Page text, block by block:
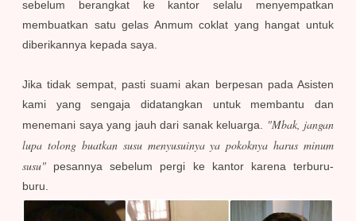
sebelum berangkat ke kantor selalu menyempatkan
membuatkan satu gelas Anmum coklat yang hangat untuk
diberikannya kepada saya.
Jika tidak sempat, pasti suami akan berpesan pada Asisten
kami yang sengaja didatangkan untuk membantu dan
menemani saya yang jauh dari sanak keluarga.
"Mbak, jangan
lupa tolong buatkan susu menyusuinya ya pokoknya harus minum
susu" pesannya sebelum pergi ke kantor karena terburu-
buru.